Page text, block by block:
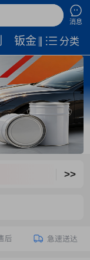
消息
钣金补土 磨
分类
>>